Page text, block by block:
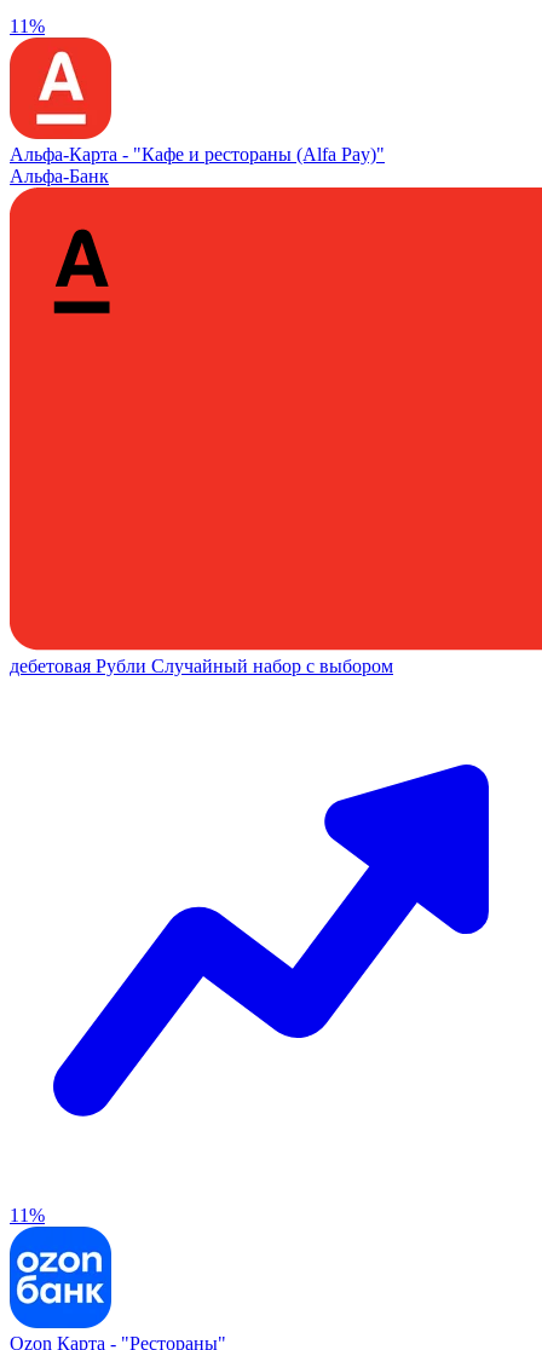
11%
Альфа‑Карта - "Кафе и рестораны (Alfa Pay)"
Альфа-Банк
дебетовая Рубли Случайный набор с выбором
11%
Ozon Карта - "Рестораны"